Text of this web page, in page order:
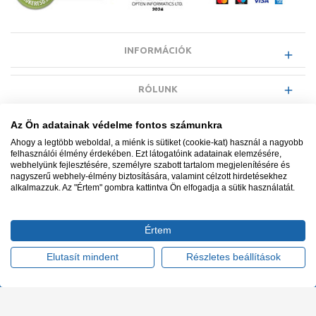
INFORMÁCIÓK
RÓLUNK
EGYÉB INFORMÁCIÓK
VÁSÁRLÓI INFORMÁCIÓK
Minden jog fenntartva. © Adatkezelés nyilvántartási száma NAIH-
Ügyfélszolgálat: +36 1 700 3500
Az Ön adatainak védelme fontos számunkra
Ahogy a legtöbb weboldal, a miénk is sütiket (cookie-kat) használ a nagyobb
felhasználói élmény érdekében. Ezt látogatóink adatainak elemzésére,
webhelyünk fejlesztésére, személyre szabott tartalom megjelenítésére és
nagyszerű webhely-élmény biztosítására, valamint célzott hirdetésekhez
alkalmazzuk. Az "Értem" gombra kattintva Ön elfogadja a sütik használatát.
Értem
Elutasít mindent Részletes beállítások